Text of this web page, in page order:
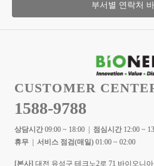
부서별 연락처 바
CUSTOMER
1588-9788
상담시간 09:00 ~ 18:00 | 점심시간 12:00 ~
휴무 | 서비스 점검(매일) 01:00 ~ 02:00
[본사] 대전 유성구 테크노2로 71 바이오니